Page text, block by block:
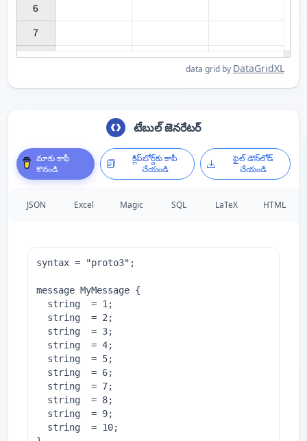
data grid by DataGridXL
6
7
టేబుల్ జెనరేటర్
మాకు కాఫీ
కొనండి
క్లిప్‌బోర్డ్‌కు కాపీ
చేయండి
ఫైల్ డౌన్‌లోడ్
చేయండి
JSON Excel Magic SQL LaTeX HTML